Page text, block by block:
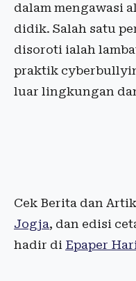
dalam mengawasi
didik. Salah satu
disoroti ialah
praktik
luar lingkungan
Cek Berita dan
Jogja, dan edisi
hadir di Epaper